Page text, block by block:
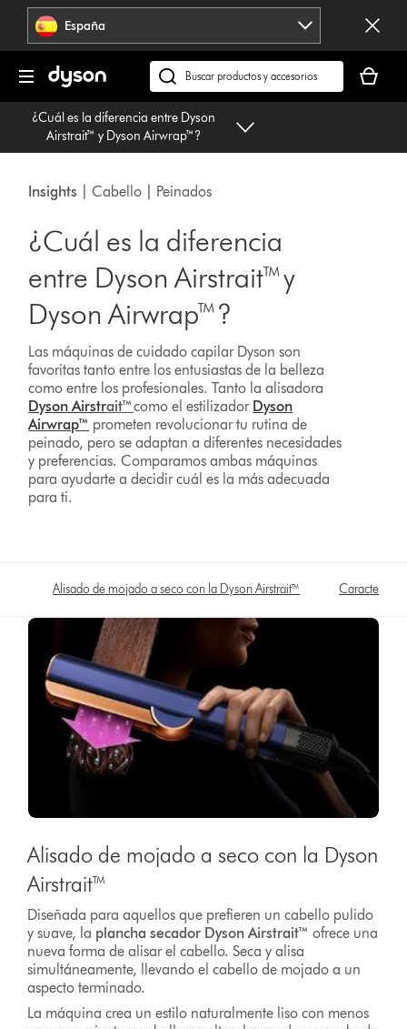
Omitir
navegación España
Buscar
en
dyson.es
cesta
está
¿Cuál es la diferencia entre Dyson
Airstrait™ y Dyson Airwrap™?
Insights | Cabello | Peinados
¿Cuál es la diferencia
entre Dyson Airstrait™ y
Dyson Airwrap™?
Las máquinas de cuidado capilar Dyson son
favoritas tanto entre los entusiastas de la belleza
como entre los profesionales. Tanto la alisadora
Dyson Airstrait™como el estilizador Dyson
Airwrap™ prometen revolucionar tu rutina de
peinado, pero se adaptan a diferentes necesidades
y preferencias. Comparamos ambas máquinas
para ayudarte a decidir cuál es la más adecuada
para ti.
Alisado de mojado a seco con la Dyson Airstrait™
Alisado de mojado a seco con la Dyson
Airstrait™
Diseñada para aquellos que prefieren un cabello pulido
y suave, la plancha secador Dyson Airstrait™ ofrece una
nueva forma de alisar el cabello. Seca y alisa
simultáneamente, llevando el cabello de mojado a un
aspecto terminado.
La máquina crea un estilo naturalmente liso con menos